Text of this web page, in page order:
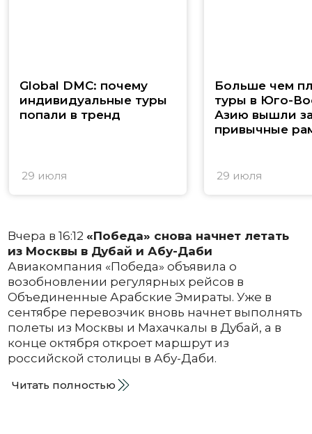
Global DMC: почему
индивидуальные туры
попали в тренд
29 июля
Больше чем
туры в Юго-
Азию вышли
привычные
29 июля
Вчера в 16:12 «Победа» снова начнет летать
из Москвы в Дубай и Абу-Даби
Авиакомпания «Победа» объявила о
возобновлении регулярных рейсов в
Объединенные Арабские Эмираты. Уже в
сентябре перевозчик вновь начнет выполнять
полеты из Москвы и Махачкалы в Дубай, а в
конце октября откроет маршрут из
российской столицы в Абу-Даби.
Читать полностью